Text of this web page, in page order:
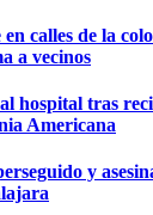
calles de la
a vecinos
hospital tras
Americana
y